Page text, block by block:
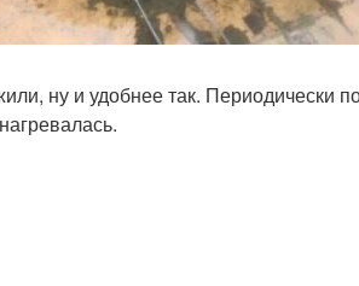
ну и удобнее так. Периодически